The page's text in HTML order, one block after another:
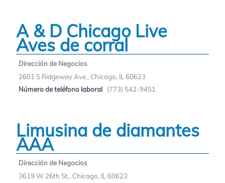
A & D Chicago Live
Aves de corral
Dirección de Negocios
2601 S Ridgeway Ave., Chicago, IL 60623
Número de teléfono laboral
(773) 542-9451
Limusina de diamantes
AAA
Dirección de Negocios
3619 W 26th St., Chicago, IL 60623